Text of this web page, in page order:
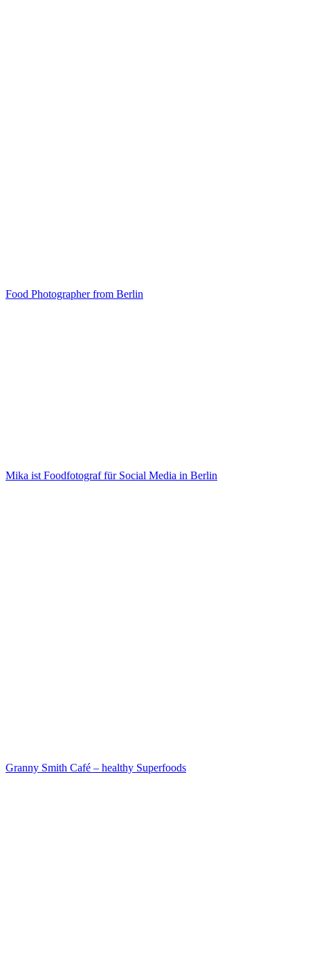
Food Photographer from Berlin
Mika ist Foodfotograf für Social Media in Berlin
Granny Smith Café – healthy Superfoods